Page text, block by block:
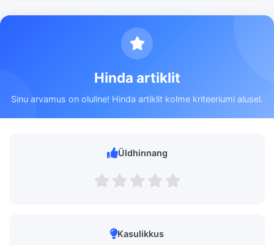
Hinda artiklit
Sinu arvamus on oluline! Hinda artiklit kolme kriteeriumi alusel.
Üldhinnang
Kasulikkus